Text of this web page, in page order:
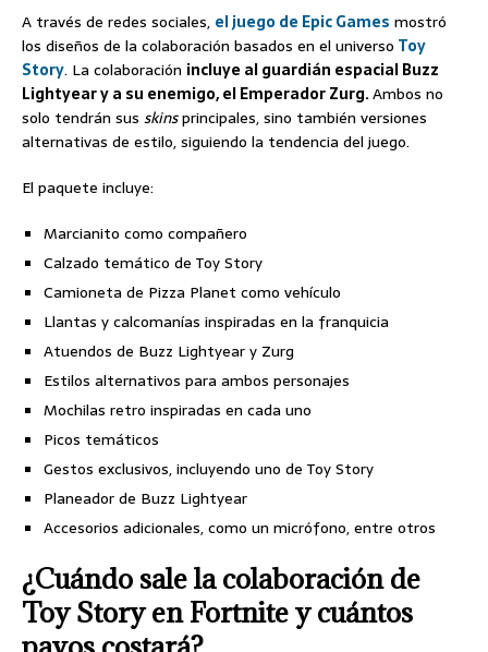
A través de redes sociales, el juego de Epic Games mostró
los diseños de la colaboración basados en el universo Toy
Story. La colaboración incluye al guardián espacial Buzz
Lightyear y a su enemigo, el Emperador Zurg.Ambos no
solo tendrán sus skinsprincipales, sino también versiones
alternativas de estilo, siguiendo la tendencia del juego.
El paquete incluye:
Marcianito como compañero
Calzado temático de Toy Story
Camioneta de Pizza Planet como vehículo
Llantas y calcomanías inspiradas en la franquicia
Atuendos de Buzz Lightyear y Zurg
Estilos alternativos para ambos personajes
Mochilas retro inspiradas en cada uno
Picos temáticos
Gestos exclusivos, incluyendo uno de Toy Story
Planeador de Buzz Lightyear
Accesorios adicionales, como un micrófono, entre otros
¿Cuándo sale la colaboración de
Toy Story en Fortnite y cuántos